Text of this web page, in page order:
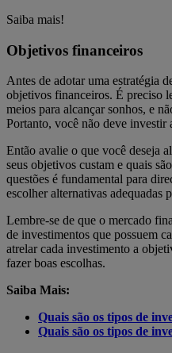
Saiba mais!
Objetivos financeiros
Antes de adotar uma estratégia
objetivos financeiros. É preciso
meios para alcançar sonhos, e
Portanto, você não deve investir
Então avalie o que você deseja
seus objetivos custam e quais
questões é fundamental para
escolher alternativas adequadas
Lembre-se de que o mercado
de investimentos que possuem
atrelar cada investimento a
fazer boas escolhas.
Saiba Mais:
Quais são os tipos de
Quais são os tipos de